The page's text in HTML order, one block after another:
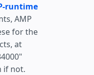
runtime
AMP
for the
at
if not.